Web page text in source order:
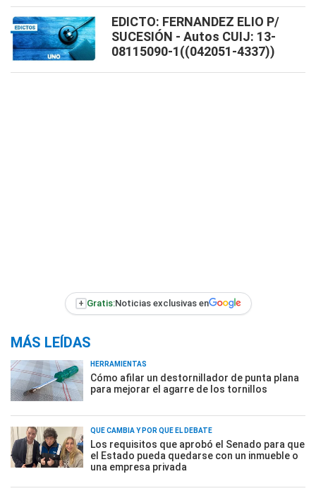
EDICTO: FERNANDEZ ELIO P/
SUCESIÓN - Autos CUIJ: 13-
08115090-1((042051-4337))
+ Gratis:Noticias exclusivas en
MÁS LEÍDAS
HERRAMIENTAS
Cómo afilar un destornillador de punta plana
para mejorar el agarre de los tornillos
QUÉ CAMBIA Y POR QUÉ EL DEBATE
Los requisitos que aprobó el Senado para que
el Estado pueda quedarse con un inmueble o
una empresa privada